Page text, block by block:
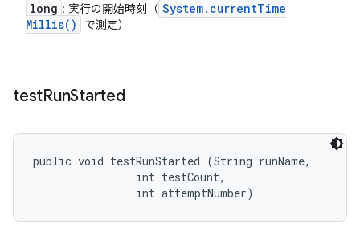
long : 実行の開始時刻（ System. currentTime
Millis( ) で測定）
testRunStarted
public void testRunStarted (String runName,
                int testCount,
                int attemptNumber)